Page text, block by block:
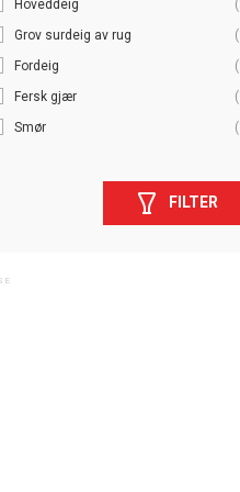
Hoveddeig
Grov surdeig av rug
Fordeig
Fersk gjær
Smør
FILTER